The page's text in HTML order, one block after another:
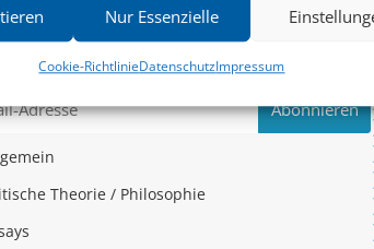
Nur Essenzielle
Cookie-RichtlinieDatenschutzImpressum
zu aktuellen Neuheiten und Nachrichten im zu
Verlag – jederzeit wieder abbestellbar.
Theorie / Philosophie